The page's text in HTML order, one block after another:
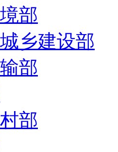
部
乡建设部
部
部